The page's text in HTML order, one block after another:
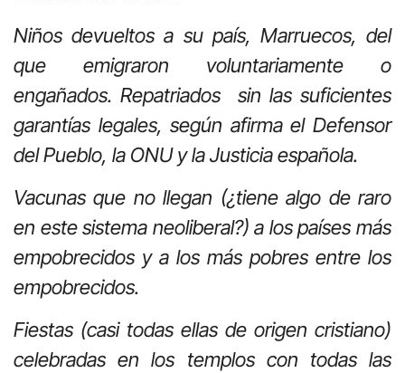
Niños devueltos a su país, Marruecos, del
que emigraron voluntariamente o
engañados. Repatriados sin las suficientes
garantías legales, según afirma el Defensor
del Pueblo, la ONU y la Justicia española.
Vacunas que no llegan (¿tiene algo de raro
en este sistema neoliberal?) a los países más
empobrecidos y a los más pobres entre los
empobrecidos.
Fiestas (casi todas ellas de origen cristiano)
celebradas en los templos con todas las